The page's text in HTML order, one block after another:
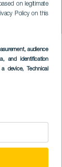
on legitimate
Policy on this
audience
and identification
a device, Technical